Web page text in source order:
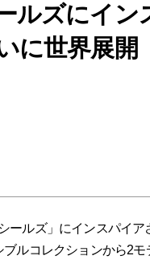
ルズにイン
に世界展開
ルズ」にインスパイア
ルコレクションから2